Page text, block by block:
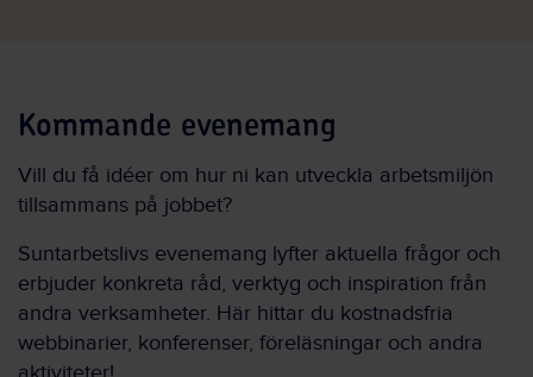
Kommande evenemang
Vill du få idéer om hur ni kan utveckla arbetsmiljön
tillsammans på jobbet?
Suntarbetslivs evenemang lyfter aktuella frågor och
erbjuder konkreta råd, verktyg och inspiration från
andra verksamheter. Här hittar du kostnadsfria
webbinarier, konferenser, föreläsningar och andra